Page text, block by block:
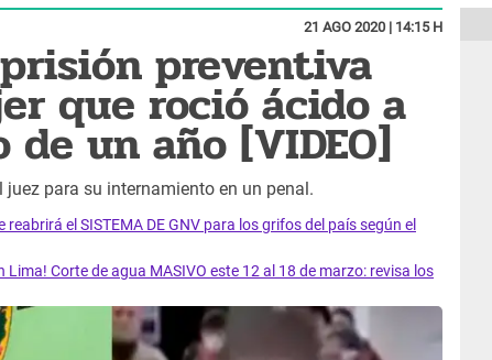
21 AGO 2020 | 14:15 H
preventiva
que roció ácido a
un año [VIDEO]
para su internamiento en un penal.
reabrirá el SISTEMA DE GNV para los grifos del país según el
Lima! Corte de agua MASIVO este 12 al 18 de marzo: revisa los